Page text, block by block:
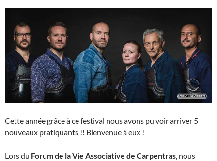
Cette année grâce à ce festival nous avons pu voir arriver 5
nouveaux pratiquants !! Bienvenue à eux !
Lors du Forum de la Vie Associative de Carpentras, nous